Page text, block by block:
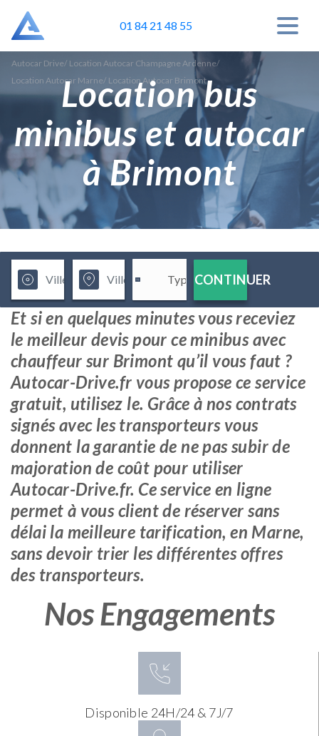
01 84 21 48 55
Autocar Drive/ Location Autocar Champagne Ardenne/
Location Autocar Marne/ Location Autocar Brimont
Location bus
minibus et autocar
à Brimont
CONTINUER
Et si en quelques minutes vous receviez
le meilleur devis pour ce minibus avec
chauffeur sur Brimont qu’il vous faut ?
Autocar-Drive.fr vous propose ce service
gratuit, utilisez le. Grâce à nos contrats
signés avec les transporteurs vous
donnent la garantie de ne pas subir de
majoration de coût pour utiliser
Autocar-Drive.fr. Ce service en ligne
permet à vous client de réserver sans
délai la meilleure tarification, en Marne,
sans devoir trier les différentes offres
des transporteurs.
Nos Engagements
Disponible 24H/24 & 7J/7